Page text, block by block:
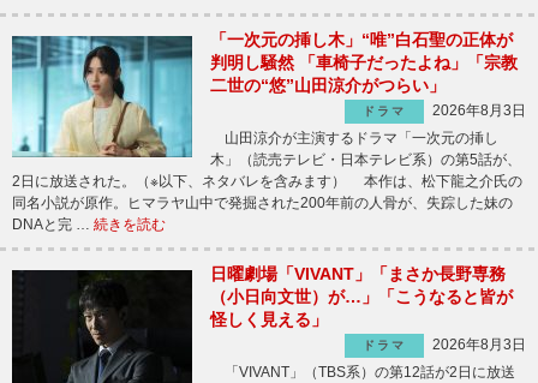
「一次元の挿し木」“唯”白石聖の正体が
判明し騒然 「車椅子だったよね」「宗教
二世の“悠”山田涼介がつらい」
ドラマ
2026年8月3日
山田涼介が主演するドラマ「一次元の挿し
木」（読売テレビ・日本テレビ系）の第5話が、
2日に放送された。（※以下、ネタバレを含みます） 本作は、松下龍之介氏の
同名小説が原作。ヒマラヤ山中で発掘された200年前の人骨が、失踪した妹の
DNAと完 … 続きを読む
日曜劇場「VIVANT」「まさか長野専務
（小日向文世）が…」「こうなると皆が
怪しく見える」
ドラマ
2026年8月3日
「VIVANT」（TBS系）の第12話が2日に放送